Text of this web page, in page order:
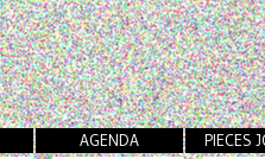
AGENDA
PIECES